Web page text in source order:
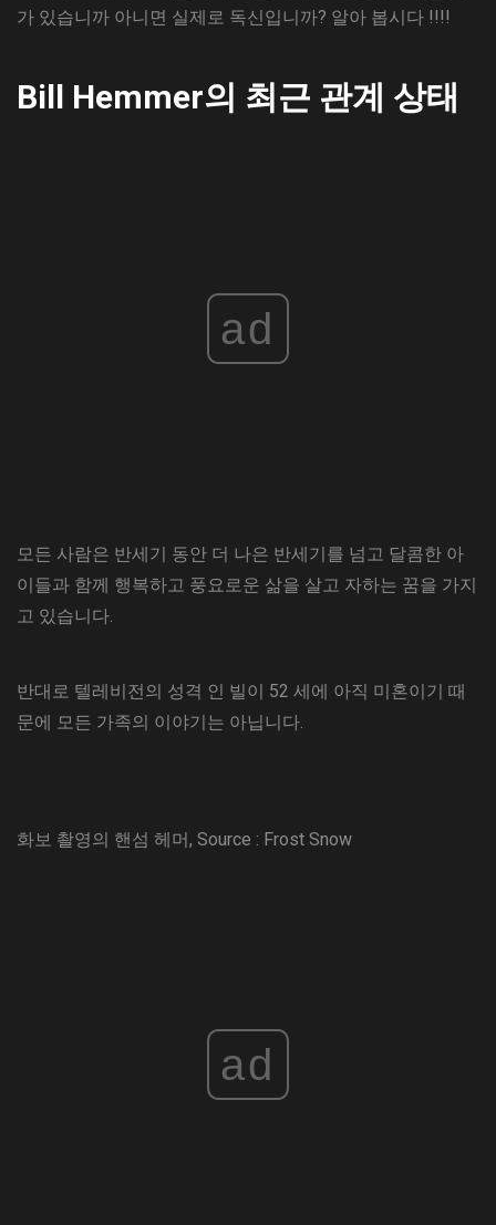
가 있습니까 아니면 실제로 독신입니까? 알아 봅시다 !!!!
Bill Hemmer의 최근 관계 상태
ad
모든 사람은 반세기 동안 더 나은 반세기를 넘고 달콤한 아
이들과 함께 행복하고 풍요로운 삶을 살고 자하는 꿈을 가지
고 있습니다.
반대로 텔레비전의 성격 인 빌이 52 세에 아직 미혼이기 때
문에 모든 가족의 이야기는 아닙니다.
화보 촬영의 핸섬 헤머, Source : Frost Snow
ad